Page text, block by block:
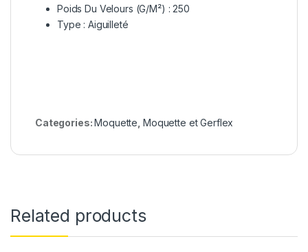
Poids Du Velours (G/M²) : 250
Type : Aiguilleté
Categories:Moquette Moquette et Gerflex
Related products